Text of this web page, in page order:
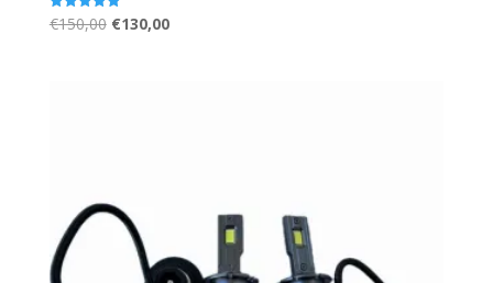
Hodnotenie
5.00
€150,00 Pôvodná
€130,00Aktuálna